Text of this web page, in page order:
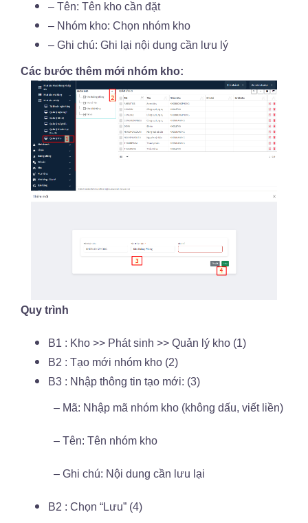
– Tên: Tên kho cần đặt
– Nhóm kho: Chọn nhóm kho
– Ghi chú: Ghi lại nội dung cần lưu lý
Các bước thêm mới nhóm kho:
Quy trình
B1 : Kho >> Phát sinh >> Quản lý kho (1)
B2 : Tạo mới nhóm kho (2)
B3 : Nhập thông tin tạo mới: (3)
– Mã: Nhập mã nhóm kho (không dấu, viết liền)
– Tên: Tên nhóm kho
– Ghi chú: Nội dung cần lưu lại
B2 : Chọn “Lưu” (4)